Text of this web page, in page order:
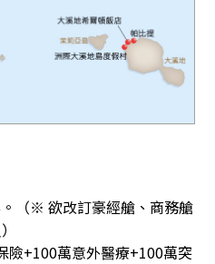
（※ 欲改訂豪經艙、商務艙
險+100萬意外醫療+100萬突